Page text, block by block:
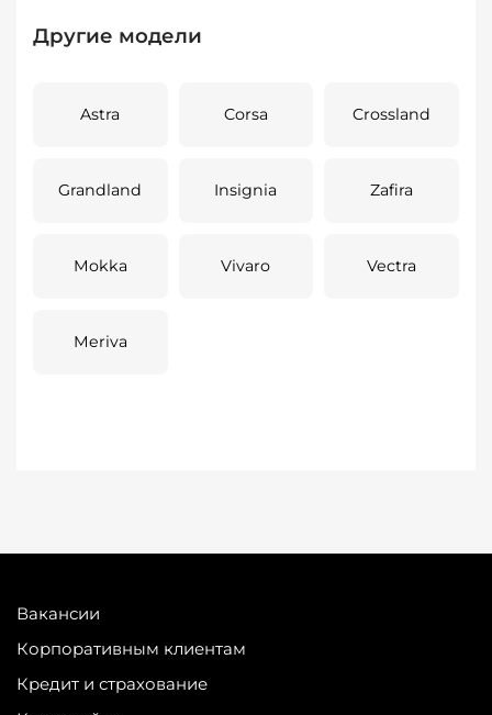
Другие модели
Astra Corsa Crossland
Grandland Insignia Zafira
Mokka Vivaro Vectra
Meriva
Вакансии
Корпоративным клиентам
Кредит и страхование